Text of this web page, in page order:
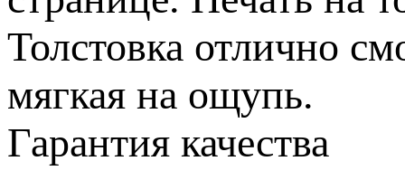
Толстовка отлично
мягкая на ощупь.
Гарантия качества